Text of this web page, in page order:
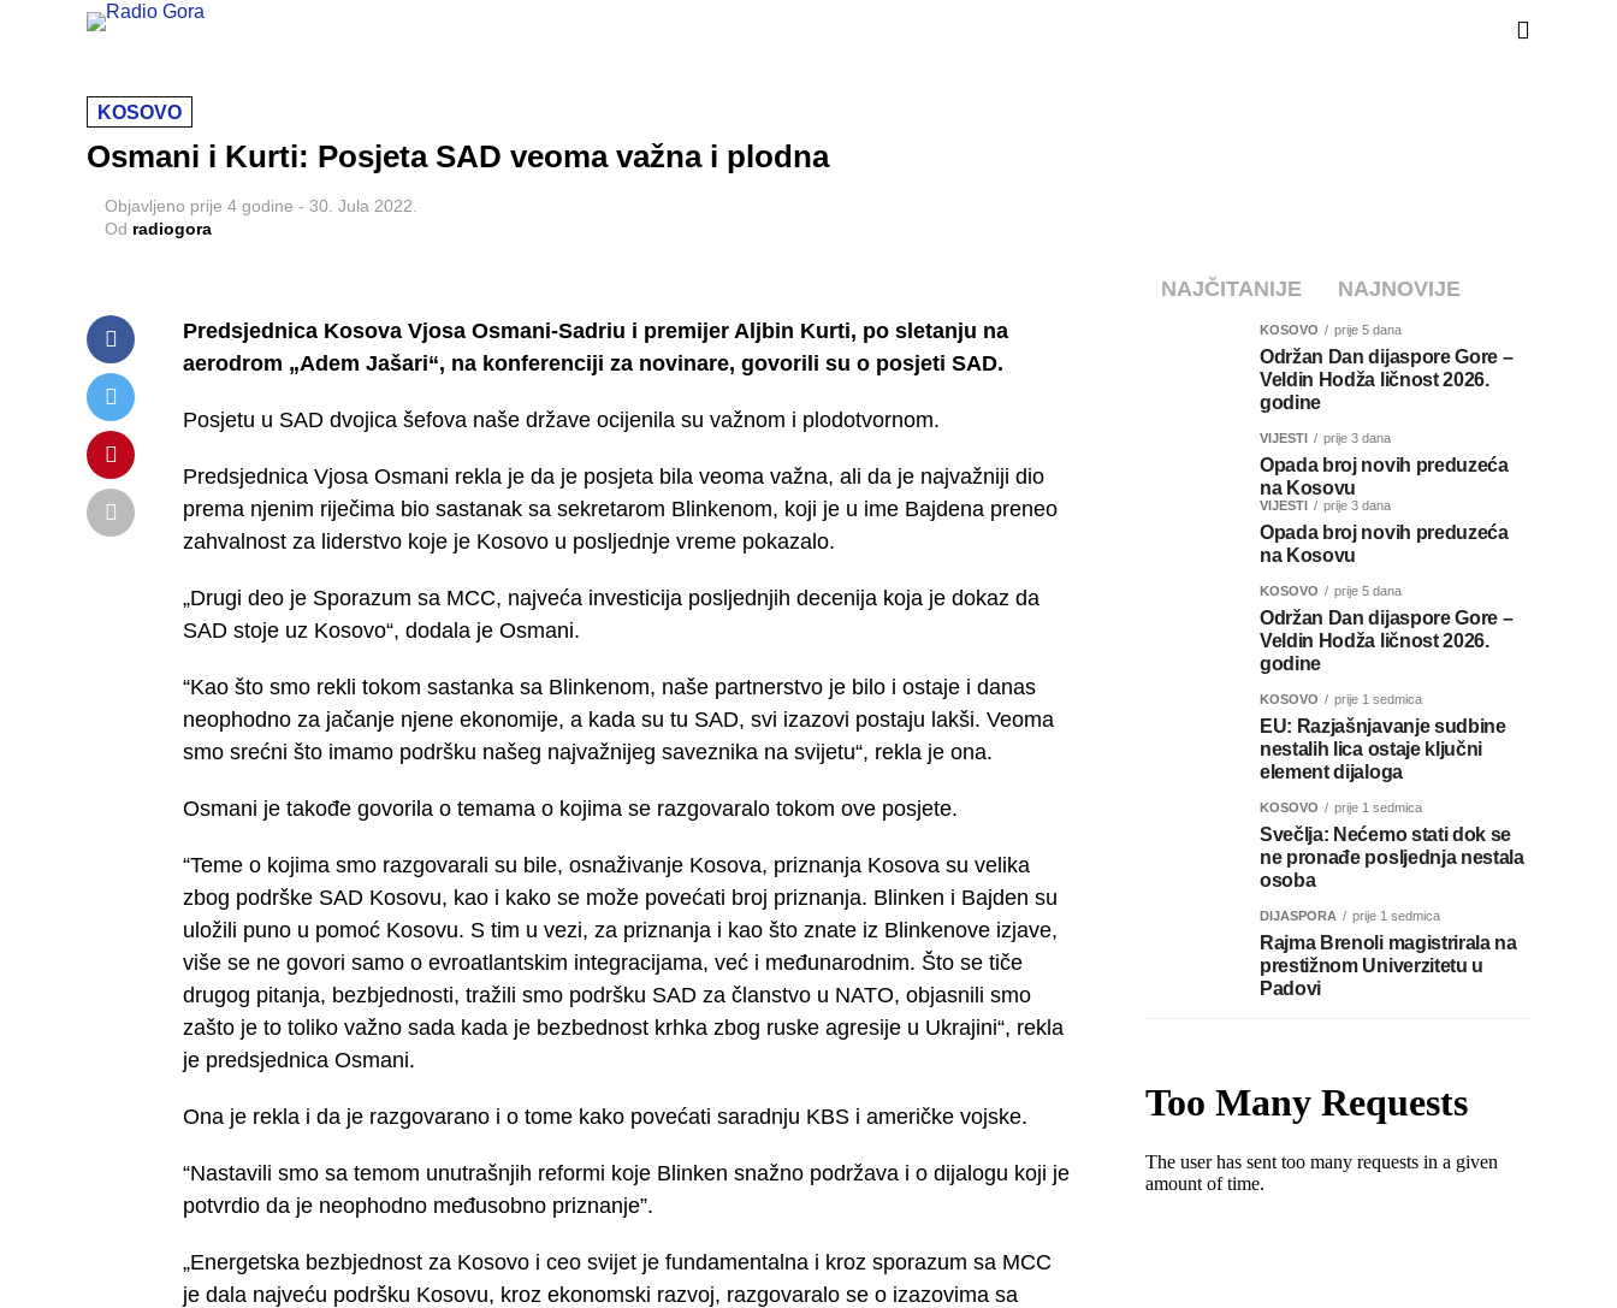
KOSOVO
Osmani i Kurti: Posjeta SAD veoma važna i plodna
Objavljeno prije 4 godine - 30. Jula 2022.
Od radiogora
Predsjednica Kosova Vjosa Osmani-Sadriu i premijer Aljbin Kurti, po sletanju na
aerodrom „Adem Jašari“, na konferenciji za novinare, govorili su o posjeti SAD.
Posjetu u SAD dvojica šefova naše države ocijenila su važnom i plodotvornom.
Predsjednica Vjosa Osmani rekla je da je posjeta bila veoma važna, ali da je najvažniji dio
prema njenim riječima bio sastanak sa sekretarom Blinkenom, koji je u ime Bajdena preneo
zahvalnost za liderstvo koje je Kosovo u posljednje vreme pokazalo.
„Drugi deo je Sporazum sa MCC, najveća investicija posljednjih decenija koja je dokaz da
SAD stoje uz Kosovo“, dodala je Osmani.
“Kao što smo rekli tokom sastanka sa Blinkenom, naše partnerstvo je bilo i ostaje i danas
neophodno za jačanje njene ekonomije, a kada su tu SAD, svi izazovi postaju lakši. Veoma
smo srećni što imamo podršku našeg najvažnijeg saveznika na svijetu“, rekla je ona.
Osmani je takođe govorila o temama o kojima se razgovaralo tokom ove posjete.
“Teme o kojima smo razgovarali su bile, osnaživanje Kosova, priznanja Kosova su velika
zbog podrške SAD Kosovu, kao i kako se može povećati broj priznanja. Blinken i Bajden su
uložili puno u pomoć Kosovu. S tim u vezi, za priznanja i kao što znate iz Blinkenove izjave,
više se ne govori samo o evroatlantskim integracijama, već i međunarodnim. Što se tiče
drugog pitanja, bezbjednosti, tražili smo podršku SAD za članstvo u NATO, objasnili smo
zašto je to toliko važno sada kada je bezbednost krhka zbog ruske agresije u Ukrajini“, rekla
je predsjednica Osmani.
Ona je rekla i da je razgovarano i o tome kako povećati saradnju KBS i američke vojske.
“Nastavili smo sa temom unutrašnjih reformi koje Blinken snažno podržava i o dijalogu koji je
potvrdio da je neophodno međusobno priznanje”.
„Energetska bezbjednost za Kosovo i ceo svijet je fundamentalna i kroz sporazum sa MCC
je dala najveću podršku Kosovu, kroz ekonomski razvoj, razgovaralo se o izazovima sa
NAJČITANIJE NAJNOVIJE
KOSOVO prije 5 dana
Održan Dan dijaspore Gore –
Veldin Hodža ličnost 2026.
godine
VIJESTI prije 3 dana
Opada broj novih preduzeća
na Kosovu
VIJESTI prije 3 dana
Opada broj novih preduzeća
na Kosovu
KOSOVO prije 5 dana
Održan Dan dijaspore Gore –
Veldin Hodža ličnost 2026.
godine
KOSOVO prije 1 sedmica
EU: Razjašnjavanje sudbine
nestalih lica ostaje ključni
element dijaloga
KOSOVO prije 1 sedmica
Svečlja: Nećemo stati dok se
ne pronađe posljednja nestala
osoba
DIJASPORA prije 1 sedmica
Rajma Brenoli magistrirala na
prestižnom Univerzitetu u
Padovi